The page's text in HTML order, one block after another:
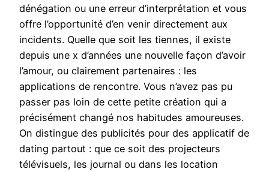
dénégation ou une erreur d’interprétation et vous
offre l’opportunité d’en venir directement aux
incidents. Quelle que soit les tiennes, il existe
depuis une x d’années une nouvelle façon d’avoir
l’amour, ou clairement partenaires : les
applications de rencontre. Vous n’avez pas pu
passer pas loin de cette petite création qui a
précisément changé nos habitudes amoureuses.
On distingue des publicités pour des applicatif de
dating partout : que ce soit des projecteurs
télévisuels, les journal ou dans les location